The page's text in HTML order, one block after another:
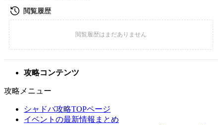
攻略コンテンツ
攻略メニュー
シャドバ攻略TOPページ
イベントの最新情報まとめ